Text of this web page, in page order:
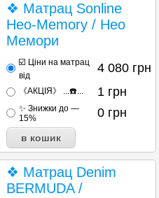
❖ Матрац Sonline
Heo-Memory / Нео
Мемори
☑️ Ціни на матрац
від
4 080 грн
《АКЦІЯ》 ...☎️... 1 грн
✨ Знижки до —
15%
0 грн
❖ Матрац Denim
BERMUDA /